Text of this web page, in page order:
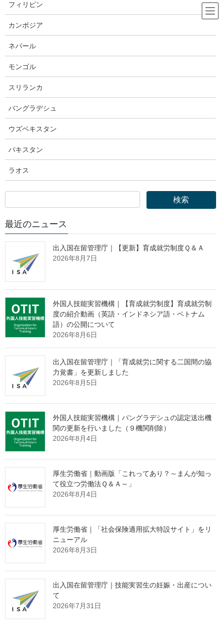
ン
ン
へ
キ
プ
ビ
ー
ョ
に
動
2024年11月28日
厚生労働省
厚生労働省｜令和７年４月１日から
高年齢雇用継続給付の支給率を変更
します
方、申請予定の事業主の方へ
高年齢雇用継続給付は、高年齢者の就業意欲を維持、喚起し、
65歳までの雇用の継続を援助、促進することを目的とし、60歳到
達等時点に比べて賃金が75％未満に低下した状態で働き続ける60
歳以上65歳未満の一定の雇用保険一般被保険者に給付金を支給す
る制度です。
このたび、「雇用保険法等の一部を改正
する法律」（令和２年法律第14号）の施行
令和７年４月１日から高年齢雇用
継続給付の支給率が変わります
らせします。
具体的には、
60歳に達した日（その日時点で被保険者であった期間が５年以上
ない方はその期間が５年を満たすこととなった日）が
令和７年３月31日以前の方 ・・・ 各月に支払われた賃金の15％
（従来の支給率）を限度として支給されます。
令和７年４月１日以降の方 ・・・ 各月に支払われた賃金の10％
（変更後の支給率）を限度として支給されます。
詳しくは以下のリーフレットをご覧ください。
リーフレット：令和７年４月１日から高年齢雇用継続給付の支給
率を変更します［561KB］
フィリピン
カンボジア
ネパール
モンゴル
スリランカ
バングラデシュ
ウズベキスタン
パキスタン
ラオス
最近のニュース
出入国在留管理庁｜【更新】育成就労制度Ｑ＆Ａ
2026年8月7日
外国人技能実習機構｜【育成就労制度】育成就労制
度の紹介動画（英語・インドネシア語・ベトナム
語）の公開について
2026年8月6日
出入国在留管理庁｜「育成就労に関する二国間の協
力覚書」を更新しました
2026年8月5日
外国人技能実習機構｜バングラデシュの認定送出機
関の更新を行いました（９機関削除）
2026年8月4日
厚生労働省｜動画版「これってあり？～まんが知っ
て役立つ労働法Ｑ＆Ａ～」
2026年8月4日
厚生労働省｜「社会保険適用拡大特設サイト」をリ
ニューアル
2026年8月3日
出入国在留管理庁｜技能実習生の妊娠・出産につい
て
2026年7月31日